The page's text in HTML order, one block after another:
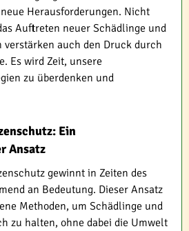
Herausforderungen. Nicht
Auftreten neuer Schädlinge und
verstärken auch den Druck durch
Es wird Zeit, unsere
zu überdenken und
Ein
Ansatz
gewinnt in Zeiten des
an Bedeutung. Dieser Ansatz
Methoden, um Schädlinge und
zu halten, ohne dabei die Umwelt